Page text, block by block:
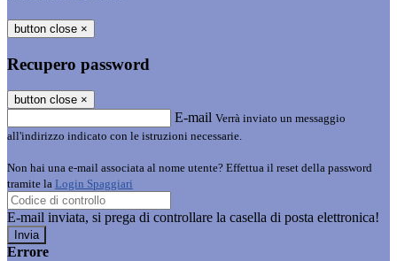
button close ×
Recupero password
button close ×
E-mail Verrà inviato un messaggio
all'indirizzo indicato con le istruzioni necessarie.
Non hai una e-mail associata al nome utente? Effettua il reset della password
tramite la Login Spaggiari
E-mail inviata, si prega di controllare la casella di posta elettronica!
Errore